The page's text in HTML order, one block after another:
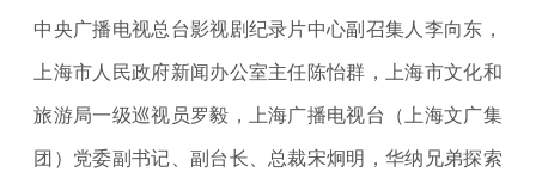
中央广播电视总台影视剧纪录片中心副召集人李向东，
上海市人民政府新闻办公室主任陈怡群，上海市文化和
旅游局一级巡视员罗毅，上海广播电视台（上海文广集
团）党委副书记、副台长、总裁宋炯明，华纳兄弟探索